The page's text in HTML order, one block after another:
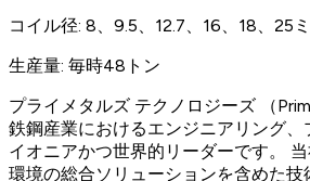
コイル径: 8、9.5、12.7、16、18、25
生産量: 毎時48トン
プライメタルズ テクノロジーズ （
鉄鋼産業におけるエンジニアリング
イオニアかつ世界的リーダーです。
環境の総合ソリューションを含めた